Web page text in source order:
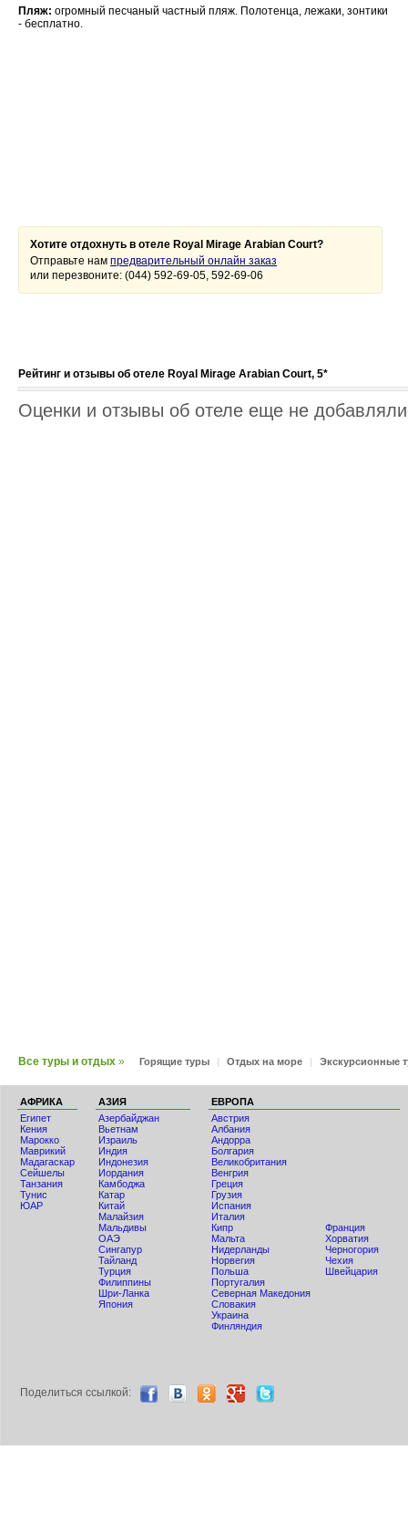
Пляж: огромный песчаный частный пляж. Полотенца, лежаки, зонтики
- бесплатно.
Хотите отдохнуть в отеле Royal Mirage Arabian Court?
Отправьте нам предварительный онлайн заказ
или перезвоните: (044) 592-69-05, 592-69-06
Рейтинг и отзывы об отеле Royal Mirage Arabian Court, 5*
Оценки и отзывы об отеле еще не
Все туры и отдых » Горящие туры | Отдых на море | Экскурсионные
АФРИКА
Египет
Кения
Мaрокко
Маврикий
Мадагаскар
Сейшелы
Танзания
Тунис
ЮАР
АЗИЯ
Азербайджан
Вьетнам
Израиль
Индия
Индонезия
Иордания
Камбоджа
Катар
Китай
Малайзия
Мальдивы
ОАЭ
Сингапур
Тайланд
Турция
Филиппины
Шри-Ланка
Япония
ЕВРОПА
Австрия
Албания
Андорра
Болгария
Великобритания
Венгрия
Греция
Грузия
Испания
Италия
Кипр
Мальта
Нидерланды
Норвегия
Польша
Португалия
Северная Македония
Словакия
Украина
Финляндия
Франция
Хорватия
Черногория
Чехия
Швейцария
Поделиться ccылкой: